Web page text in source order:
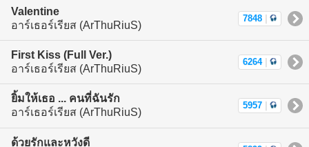
Valentine
อาร์เธอร์เรียส (ArThuRiuS)
7848
First Kiss (Full Ver.)
อาร์เธอร์เรียส (ArThuRiuS)
6264
ยิ้มให้เธอ ... คนที่ฉันรัก
อาร์เธอร์เรียส (ArThuRiuS)
5957
ด้วยรักและหวังดี